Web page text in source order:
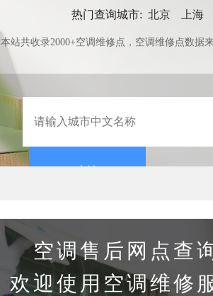
热门查询城市: 北京 上海
本站共收录2000+空调维修点，空调维修点数据
空调售后网点查
欢迎使用空调维修